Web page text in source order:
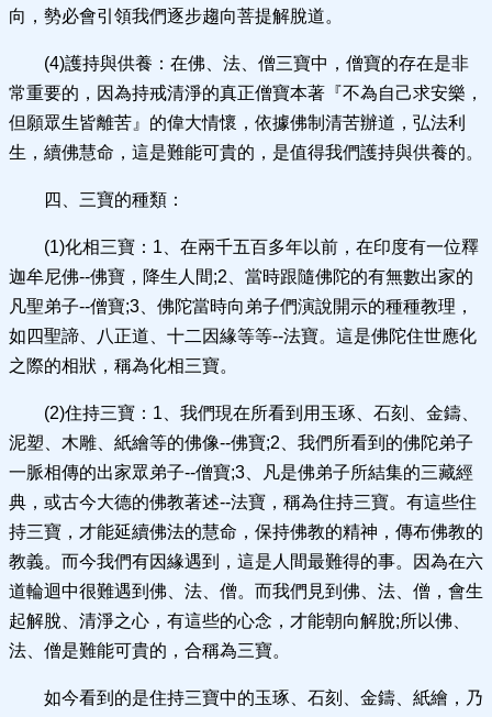
向，勢必會引領我們逐步趨向菩提解脫道。
(4)護持與供養：在佛、法、僧三寶中，僧寶的存在是非
常重要的，因為持戒清淨的真正僧寶本著『不為自己求安樂，
但願眾生皆離苦』的偉大情懷，依據佛制清苦辦道，弘法利
生，續佛慧命，這是難能可貴的，是值得我們護持與供養的。
四、三寶的種類：
(1)化相三寶：1、在兩千五百多年以前，在印度有一位釋
迦牟尼佛--佛寶，降生人間;2、當時跟隨佛陀的有無數出家的
凡聖弟子--僧寶;3、佛陀當時向弟子們演說開示的種種教理，
如四聖諦、八正道、十二因緣等等--法寶。這是佛陀住世應化
之際的相狀，稱為化相三寶。
(2)住持三寶：1、我們現在所看到用玉琢、石刻、金鑄、
泥塑、木雕、紙繪等的佛像--佛寶;2、我們所看到的佛陀弟子
一脈相傳的出家眾弟子--僧寶;3、凡是佛弟子所結集的三藏經
典，或古今大德的佛教著述--法寶，稱為住持三寶。有這些住
持三寶，才能延續佛法的慧命，保持佛教的精神，傳布佛教的
教義。而今我們有因緣遇到，這是人間最難得的事。因為在六
道輪迴中很難遇到佛、法、僧。而我們見到佛、法、僧，會生
起解脫、清淨之心，有這些的心念，才能朝向解脫;所以佛、
法、僧是難能可貴的，合稱為三寶。
如今看到的是住持三寶中的玉琢、石刻、金鑄、紙繪，乃